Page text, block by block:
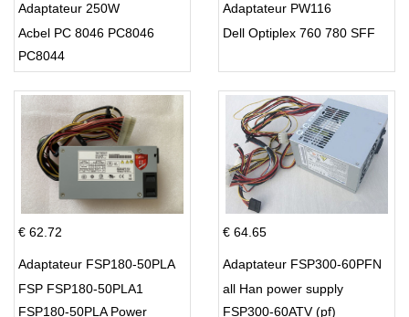
Adaptateur 250W
Acbel PC 8046 PC8046
PC8044
Adaptateur PW116
Dell Optiplex 760 780 SFF
€ 62.72
Adaptateur FSP180-50PLA
FSP FSP180-50PLA1
FSP180-50PLA Power
€ 64.65
Adaptateur FSP300-60PFN
all Han power supply
FSP300-60ATV (pf)